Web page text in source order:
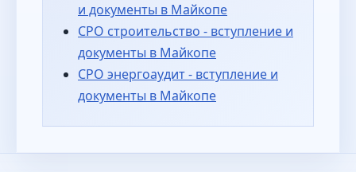
и документы в Майкопе
СРО строительство - вступление и
документы в Майкопе
СРО энергоаудит - вступление и
документы в Майкопе